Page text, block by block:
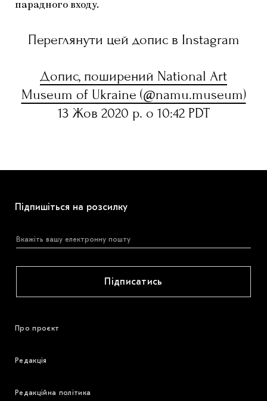
парадного входу.
Переглянути цей допис в Instagram
Допис, поширений National Art
Museum of Ukraine (@namu.museum)
13 Жов 2020 р. о 10:42 PDT
Підпишіться на розсилку
Підписатись
Про проєкт
Редакція
Редакційна політика